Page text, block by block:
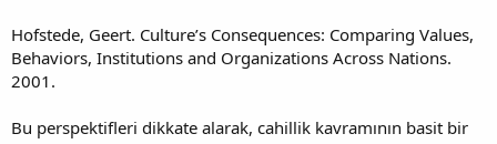
Hofstede, Geert. Culture’s Consequences: Comparing Values,
Behaviors, Institutions and Organizations Across Nations.
2001.
Bu perspektifleri dikkate alarak, cahillik kavramının basit bir